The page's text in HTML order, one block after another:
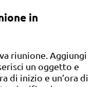
in
riunione. Aggiungi
un oggetto e
di inizio e un’ora di